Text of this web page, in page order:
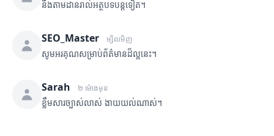
នឹងតាមដានរាល់អត្ថបទបន្តទៀត។
SEO_Master ម្សិលមិញ
សូមអរគុណសម្រាប់ព័ត៌មានដ៏ល្អនេះ។
Sarah ២ ម៉ោងមុន
ខ្លឹមសារច្បាស់លាស់ ងាយយល់ណាស់។